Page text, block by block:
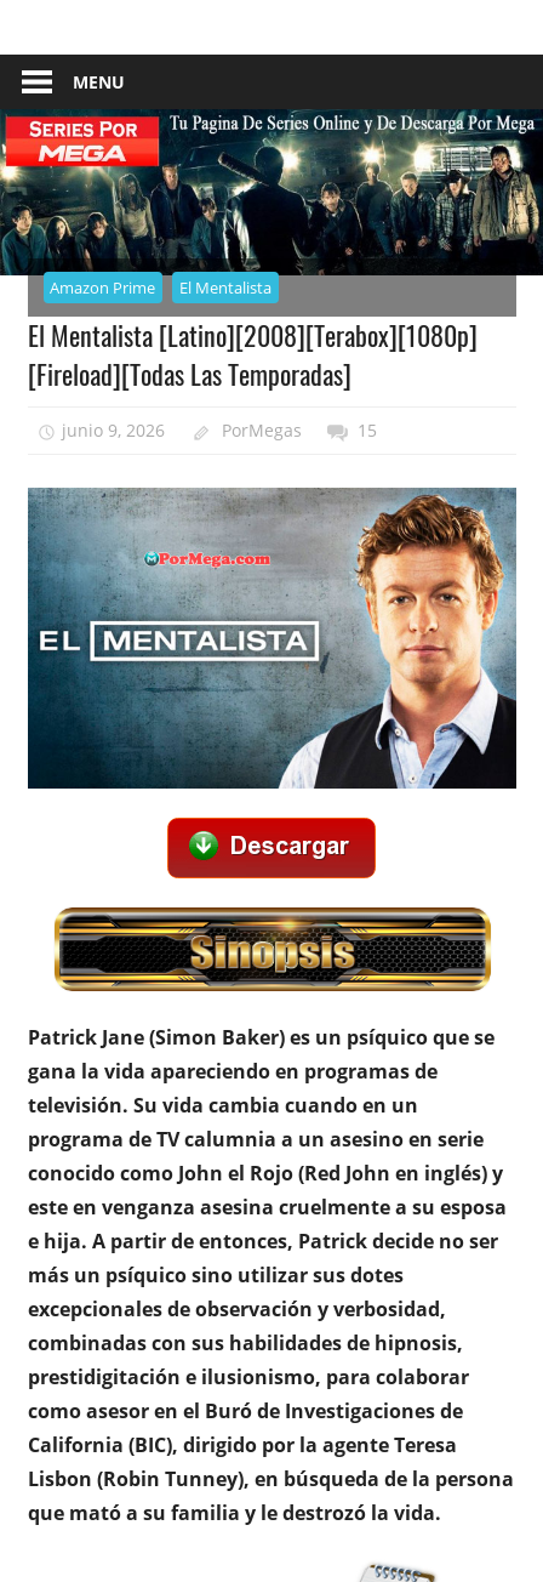
content
Series
–
Por
Mega
Pagina
De
Descarga
Por
Mega
MENU
Amazon Prime El Mentalista
El Mentalista [Latino][2008][Terabox][1080p]
[Fireload][Todas Las Temporadas]
junio 9, 2026 PorMegas 15
Patrick Jane (Simon Baker) es un psíquico que se
gana la vida apareciendo en programas de
televisión. Su vida cambia cuando en un
programa de TV calumnia a un asesino en serie
conocido como John el Rojo (Red John en inglés) y
este en venganza asesina cruelmente a su esposa
e hija. A partir de entonces, Patrick decide no ser
más un psíquico sino utilizar sus dotes
excepcionales de observación y verbosidad,
combinadas con sus habilidades de hipnosis,
prestidigitación e ilusionismo, para colaborar
como asesor en el Buró de Investigaciones de
California (BIC), dirigido por la agente Teresa
Lisbon (Robin Tunney), en búsqueda de la persona
que mató a su familia y le destrozó la vida.